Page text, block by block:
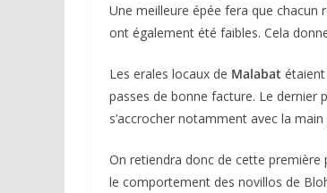
Une meilleure épée fera que chacun
ont également été faibles. Cela
Les erales locaux de Malabat
passes de bonne facture. Le dernier
s’accrocher notamment avec la main
On retiendra donc de cette
le comportement des novillos de